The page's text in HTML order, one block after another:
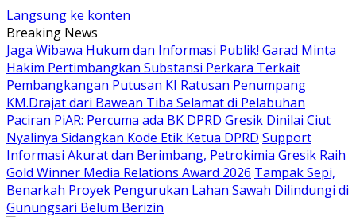
Langsung ke konten
Breaking News
Jaga Wibawa Hukum dan Informasi Publik! Garad Minta
Hakim Pertimbangkan Substansi Perkara Terkait
Pembangkangan Putusan KI Ratusan Penumpang
KM.Drajat dari Bawean Tiba Selamat di Pelabuhan
Paciran PiAR: Percuma ada BK DPRD Gresik Dinilai Ciut
Nyalinya Sidangkan Kode Etik Ketua DPRD Support
Informasi Akurat dan Berimbang, Petrokimia Gresik Raih
Gold Winner Media Relations Award 2026 Tampak Sepi,
Benarkah Proyek Pengurukan Lahan Sawah Dilindungi di
Gunungsari Belum Berizin